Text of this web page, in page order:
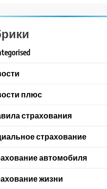
плюс
страхования
страхование
автомобиля
жизни